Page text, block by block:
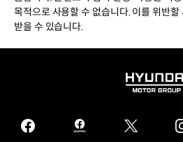
목적으로 사용할 수 없습니다. 이를 위반
받을 수 있습니다.
HYUNDAI
GROUP
facebook
hmg twitter